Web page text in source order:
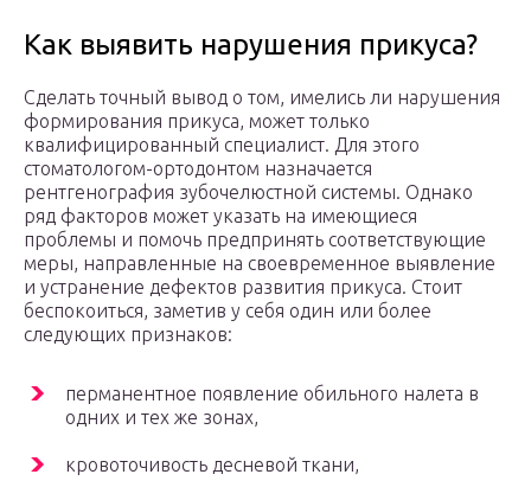
Как выявить нарушения прикуса?
Сделать точный вывод о том, имелись ли нарушения
формирования прикуса, может только
квалифицированный специалист. Для этого
стоматологом-ортодонтом назначается
рентгенография зубочелюстной системы. Однако
ряд факторов может указать на имеющиеся
проблемы и помочь предпринять соответствующие
меры, направленные на своевременное выявление
и устранение дефектов развития прикуса. Стоит
беспокоиться, заметив у себя один или более
следующих признаков:
перманентное появление обильного налета в
одних и тех же зонах,
кровоточивость десневой ткани,